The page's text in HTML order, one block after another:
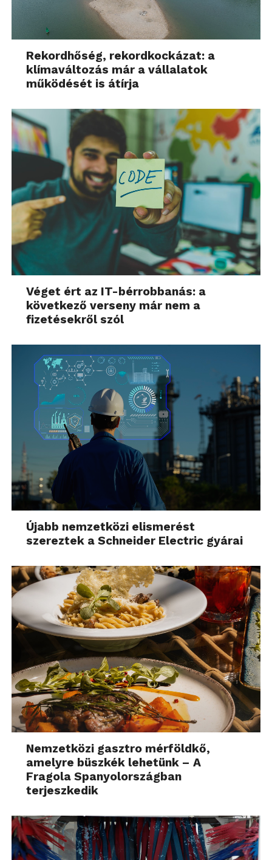
Rekordhőség, rekordkockázat: a
klímaváltozás már a vállalatok
működését is átírja
Véget ért az IT-bérrobbanás: a
következő verseny már nem a
fizetésekről szól
Újabb nemzetközi elismerést
szereztek a Schneider Electric gyárai
Nemzetközi gasztro mérföldkő,
amelyre büszkék lehetünk – A
Fragola Spanyolországban
terjeszkedik